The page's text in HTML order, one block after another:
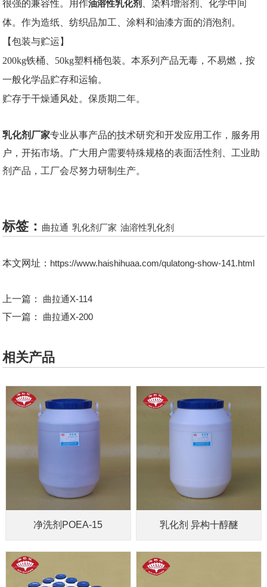
很强的兼容性。用作油溶性乳化剂
、染料增溶剂、化学中间
体。作为造纸、纺织品加工、涂料和油漆方面的消泡剂。
【包装与贮运】
200kg铁桶、50kg塑料桶包装。本系列产品无毒，不易燃，按
一般化学品贮存和运输。
贮存于干燥通风处。保质期二年。
乳化剂厂家专业从事产品的技术研究和开发应用工作，服务用
户，开拓市场。广大用户需要特殊规格的表面活性剂、工业助
剂产品，工厂会尽努力研制生产。
标签： 曲拉通 乳化剂厂家 油溶性乳化剂
本文网址： https://www.haishihuaa.com/qulatong-show-141.html
上一篇：
曲拉通X-114
下一篇：
曲拉通X-200
相关产品
净洗剂POEA-15 乳化剂 异构十醇醚